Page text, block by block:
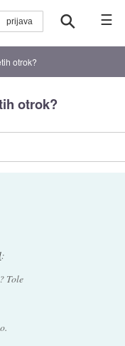
☰
otrok?
otrok?
:
Tole